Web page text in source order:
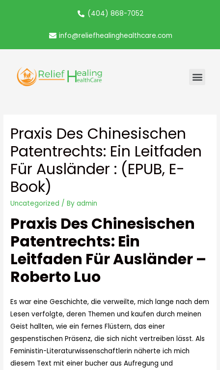
(404) 868-7052
info@reliefhealinghealthcare.com
Praxis Des Chinesischen
Patentrechts: Ein Leitfaden
Für Ausländer : (EPUB, E-
Book)
Uncategorized / Byadmin
Praxis Des Chinesischen
Patentrechts: Ein
Leitfaden Für Ausländer –
Roberto Luo
Es war eine Geschichte, die verweilte, mich lange nach dem
Lesen verfolgte, deren Themen und kaufen durch meinen
Geist hallten, wie ein fernes Flüstern, das einer
gespenstischen Präsenz, die sich nicht vertreiben lässt. Als
Feministin-Literaturwissenschaftlerin näherte ich mich
diesem Text mit einer bucher aus Aufregung und